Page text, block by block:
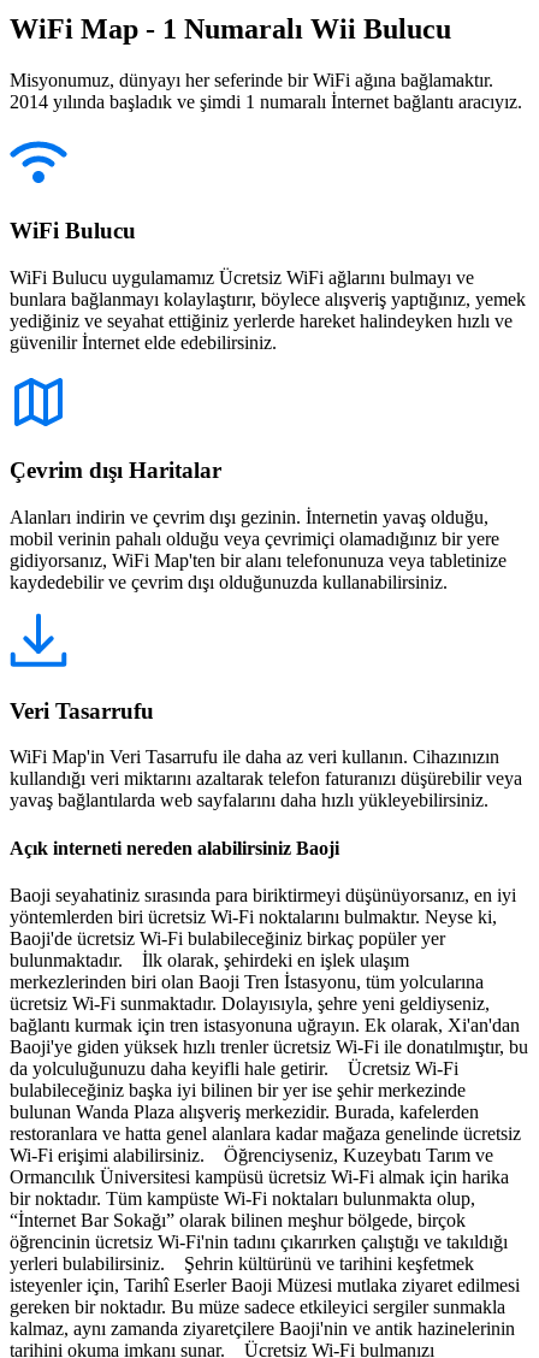
WiFi Map - 1 Numaralı Wii Bulucu
Misyonumuz, dünyayı her seferinde bir WiFi ağına bağlamaktır.
2014 yılında başladık ve şimdi 1 numaralı İnternet bağlantı aracıyız.
WiFi Bulucu
WiFi Bulucu uygulamamız Ücretsiz WiFi ağlarını bulmayı ve
bunlara bağlanmayı kolaylaştırır, böylece alışveriş yaptığınız, yemek
yediğiniz ve seyahat ettiğiniz yerlerde hareket halindeyken hızlı ve
güvenilir İnternet elde edebilirsiniz.
Çevrim dışı Haritalar
Alanları indirin ve çevrim dışı gezinin. İnternetin yavaş olduğu,
mobil verinin pahalı olduğu veya çevrimiçi olamadığınız bir yere
gidiyorsanız, WiFi Map'ten bir alanı telefonunuza veya tabletinize
kaydedebilir ve çevrim dışı olduğunuzda kullanabilirsiniz.
Veri Tasarrufu
WiFi Map'in Veri Tasarrufu ile daha az veri kullanın. Cihazınızın
kullandığı veri miktarını azaltarak telefon faturanızı düşürebilir veya
yavaş bağlantılarda web sayfalarını daha hızlı yükleyebilirsiniz.
Açık interneti nereden alabilirsiniz Baoji
Baoji seyahatiniz sırasında para biriktirmeyi düşünüyorsanız, en iyi
yöntemlerden biri ücretsiz Wi-Fi noktalarını bulmaktır. Neyse ki,
Baoji'de ücretsiz Wi-Fi bulabileceğiniz birkaç popüler yer
bulunmaktadır. İlk olarak, şehirdeki en işlek ulaşım
merkezlerinden biri olan Baoji Tren İstasyonu, tüm yolcularına
ücretsiz Wi-Fi sunmaktadır. Dolayısıyla, şehre yeni geldiyseniz,
bağlantı kurmak için tren istasyonuna uğrayın. Ek olarak, Xi'an'dan
Baoji'ye giden yüksek hızlı trenler ücretsiz Wi-Fi ile donatılmıştır, bu
da yolculuğunuzu daha keyifli hale getirir. Ücretsiz Wi-Fi
bulabileceğiniz başka iyi bilinen bir yer ise şehir merkezinde
bulunan Wanda Plaza alışveriş merkezidir. Burada, kafelerden
restoranlara ve hatta genel alanlara kadar mağaza genelinde ücretsiz
Wi-Fi erişimi alabilirsiniz. Öğrenciyseniz, Kuzeybatı Tarım ve
Ormancılık Üniversitesi kampüsü ücretsiz Wi-Fi almak için harika
bir noktadır. Tüm kampüste Wi-Fi noktaları bulunmakta olup,
“İnternet Bar Sokağı” olarak bilinen meşhur bölgede, birçok
öğrencinin ücretsiz Wi-Fi'nin tadını çıkarırken çalıştığı ve takıldığı
yerleri bulabilirsiniz. Şehrin kültürünü ve tarihini keşfetmek
isteyenler için, Tarihî Eserler Baoji Müzesi mutlaka ziyaret edilmesi
gereken bir noktadır. Bu müze sadece etkileyici sergiler sunmakla
kalmaz, aynı zamanda ziyaretçilere Baoji'nin ve antik hazinelerinin
tarihini okuma imkanı sunar. Ücretsiz Wi-Fi bulmanızı